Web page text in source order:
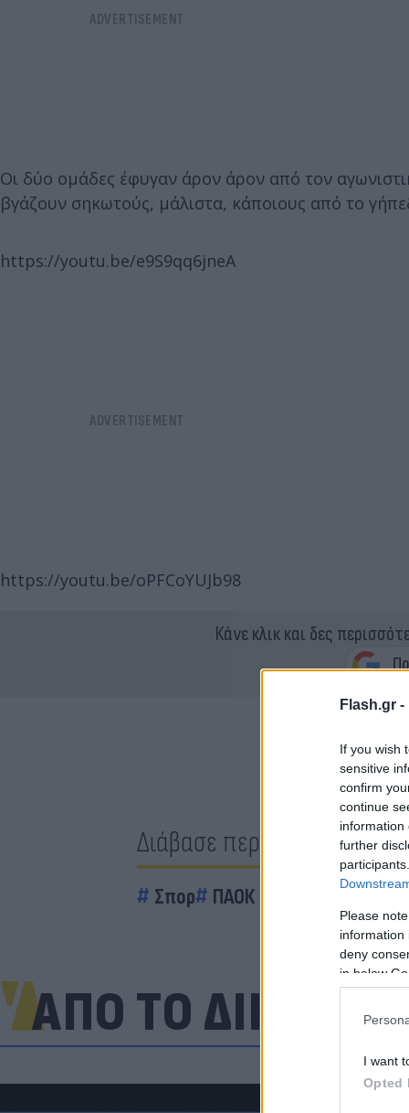
Flash.gr -
If you wish
sensitive
confirm
continue
information
further
Please
information
deny
in below
I want
Opted
Οι δύο ομάδες έφυγαν άρον άρον από τον
βγάζουν σηκωτούς, μάλιστα, κάποιους από το
https://youtu.be/e9S9qq6jneA
https://youtu.be/oPFCoYUJb98
Κάνε κλικ και δες
Διάβασε περισσότερα
Σπορ ΠΑΟΚ
ΑΠΟ ΤΟ ΔΙΚΤΥΟ